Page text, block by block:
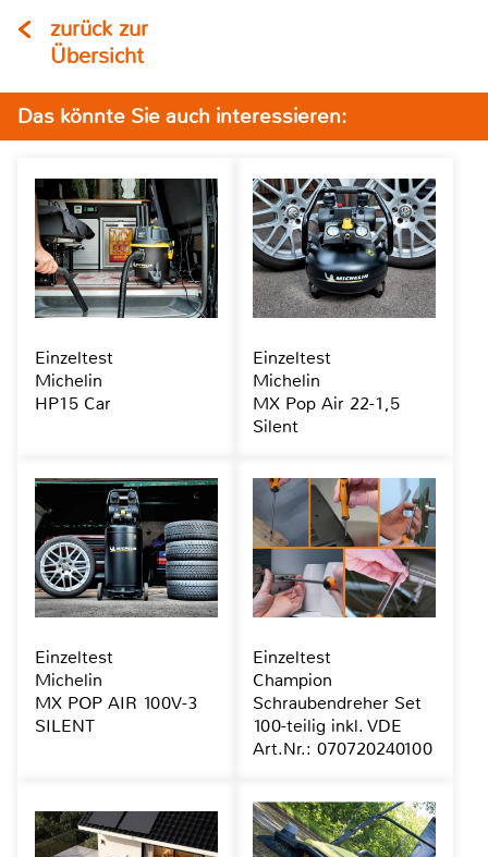
zurück zur
Übersicht
Das könnte Sie auch interessieren:
Einzeltest
Michelin
HP15 Car
Einzeltest
Michelin
MX Pop Air 22-1,5
Silent
Einzeltest
Michelin
MX POP AIR 100V-3
SILENT
Einzeltest
Champion
Schraubendreher Set
100-teilig inkl. VDE
Art.Nr.: 070720240100